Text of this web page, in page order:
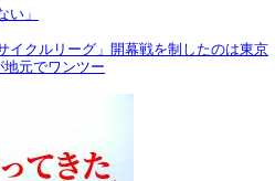
い」
イクルリーグ」開幕戦を制したのは東京
元でワンツー